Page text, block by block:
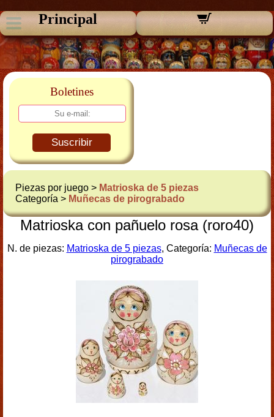
Principal
Boletines
Suscribir
Piezas por juego > Matrioska de 5 piezas
Categoría > Muñecas de pirograbado
Matrioska con pañuelo rosa (roro40)
N. de piezas: Matrioska de 5 piezas, Categoría: Muñecas de
pirograbado